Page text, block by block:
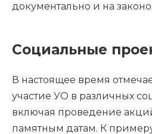
документально и на
Социальные
В настоящее время
участие УО в различных
включая проведение
памятным датам. К